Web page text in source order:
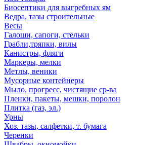
Биосептики для выгребных ям
Ведра, тазы строительные
Весы
Галоши, сапоги, стельки
Грабли,тряпки, вилы
Канистры, фляги
Маркеры, мелки
Метлы, веники
Мусорные контейнеры
Мыло, прогресс, чистящие ср-ва
Пленки, пакеты, мешки, поролон
Плитка (газ, эл.)
Урны
Хоз. тазы, салфетки, т. бумага
Черенки